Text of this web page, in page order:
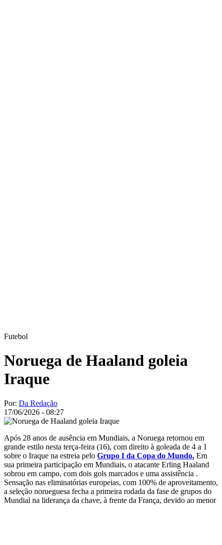
Futebol
Noruega de Haaland goleia
Iraque
Por: Da Redação
17/06/2026 - 08:27
Após 28 anos de ausência em Mundiais, a Noruega retornou em
grande estilo nesta terça-feira (16), com direito à goleada de 4 a 1
sobre o Iraque na estreia pelo Grupo I da Copa do Mundo. Em
sua primeira participação em Mundiais, o atacante Erling Haaland
sobrou em campo, com dois gols marcados e uma assistência .
Sensação nas eliminatórias europeias, com 100% de aproveitamento,
a seleção norueguesa fecha a primeira rodada da fase de grupos do
Mundial na liderança da chave, à frente da França, devido ao menor